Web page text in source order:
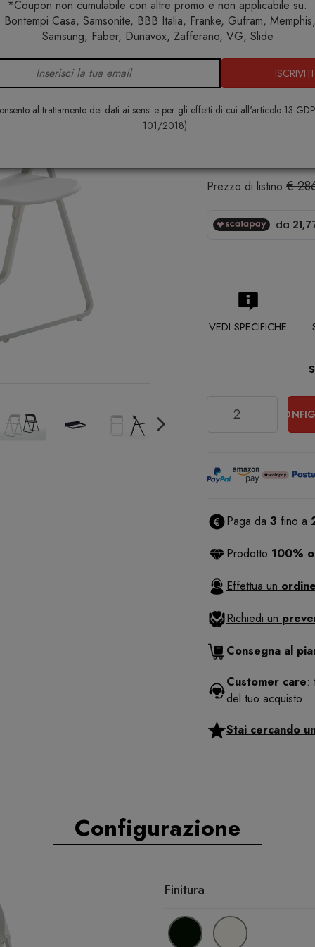
*Coupon non cumulabile con altre promo e non applicabile su:
Bontempi Casa, Samsonite, BBB Italia, Franke, Gufram,
Samsung, Faber, Dunavox, Zafferano, VG, Slide
ISCRIVITI
al trattamento dei dati ai sensi e per gli effetti di cui all'articolo 13
101/2018)
Home Arredo interno Sedie Bek sedia
Bek sedia
CASAMANIA
Prezzo di listino €
VEDI SPECIFICHE
Paga da 3 fino a
Prodotto 100%
Effettua un
Richiedi un
Consegna al
Customer care:
del tuo acquisto
Stai cercando
Configurazione
Finitura